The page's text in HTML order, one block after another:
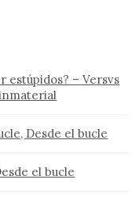
estúpidos? – Versvs
Desde el bucle
el bucle